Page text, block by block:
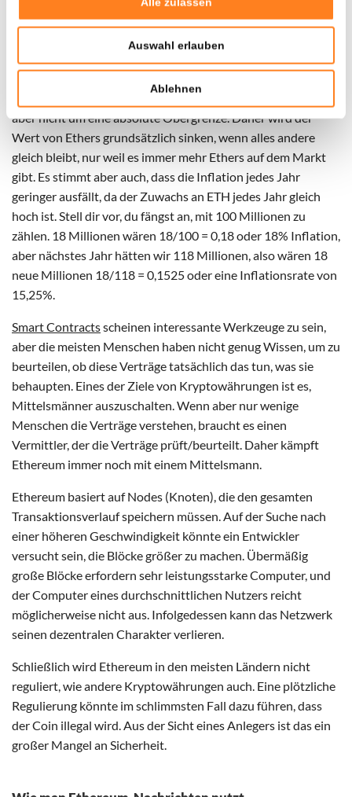
Auswahl erlauben
Ablehnen
sie eine Höchstgrenze für die Einheiten festgelegt haben.
Diese Entscheidung kann zwar jederzeit in der Zukunft
geändert werden, wirkt sich aber dennoch auf die Deflation
handelt sich um eine Obergrenze von 18 Millionen pro Jahr,
aber nicht um eine absolute Obergrenze. Daher wird der
Wert von Ethers grundsätzlich sinken, wenn alles andere
gleich bleibt, nur weil es immer mehr Ethers auf dem Markt
gibt. Es stimmt aber auch, dass die Inflation jedes Jahr
geringer ausfällt, da der Zuwachs an ETH jedes Jahr gleich
hoch ist. Stell dir vor, du fängst an, mit 100 Millionen zu
zählen. 18 Millionen wären 18/100 = 0,18 oder 18% Inflation,
aber nächstes Jahr hätten wir 118 Millionen, also wären 18
neue Millionen 18/118 = 0,1525 oder eine Inflationsrate von
15,25%.
Smart Contractsscheinen interessante Werkzeuge zu sein,
aber die meisten Menschen haben nicht genug Wissen, um zu
beurteilen, ob diese Verträge tatsächlich das tun, was sie
behaupten. Eines der Ziele von Kryptowährungen ist es,
Mittelsmänner auszuschalten. Wenn aber nur wenige
Menschen die Verträge verstehen, braucht es einen
Vermittler, der die Verträge prüft/beurteilt. Daher kämpft
Ethereum immer noch mit einem Mittelsmann.
Ethereum basiert auf Nodes (Knoten), die den gesamten
Transaktionsverlauf speichern müssen. Auf der Suche nach
einer höheren Geschwindigkeit könnte ein Entwickler
versucht sein, die Blöcke größer zu machen. Übermäßig
große Blöcke erfordern sehr leistungsstarke Computer, und
der Computer eines durchschnittlichen Nutzers reicht
möglicherweise nicht aus. Infolgedessen kann das Netzwerk
seinen dezentralen Charakter verlieren.
Schließlich wird Ethereum in den meisten Ländern nicht
reguliert, wie andere Kryptowährungen auch. Eine plötzliche
Regulierung könnte im schlimmsten Fall dazu führen, dass
der Coin illegal wird. Aus der Sicht eines Anlegers ist das ein
großer Mangel an Sicherheit.